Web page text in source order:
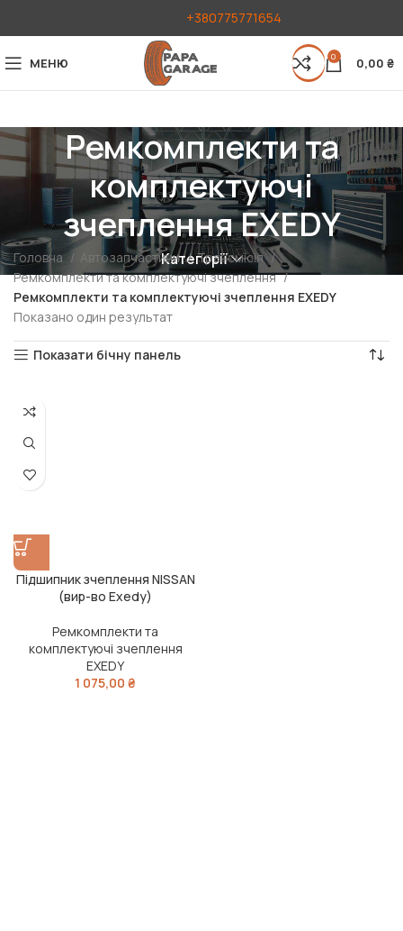
+380775771654
МЕНЮ 0 0,00 ₴
Ремкомплекти та
комплектуючі
зчеплення EXEDY
Категорії
Головна Автозапчастини
Трансмісія
Ремкомплекти та комплектуючі зчеплення
Ремкомплекти та комплектуючі зчеплення EXEDY
Показано один результат
Показати бічну панель
Підшипник зчеплення NISSAN
(вир-во Exedy)
Ремкомплекти та
комплектуючі зчеплення
EXEDY
1 075,00 ₴